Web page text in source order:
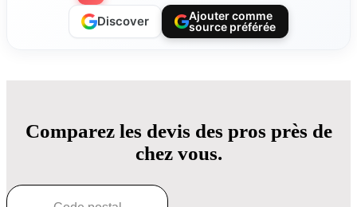
Discover
Ajouter comme
source préférée
Comparez les devis des pros près de
chez vous.